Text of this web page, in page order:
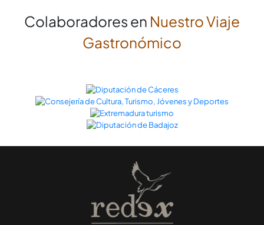
Colaboradores en Nuestro Viaje
Gastronómico